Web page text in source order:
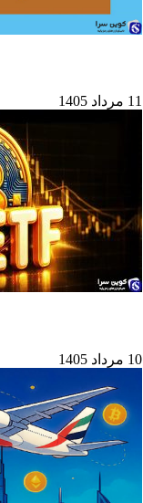
11 مرداد 1405
10 مرداد 1405